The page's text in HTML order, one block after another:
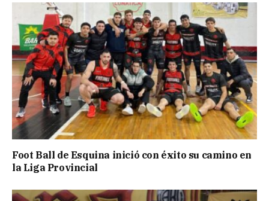
Foot Ball de Esquina inició con éxito su camino en
la Liga Provincial